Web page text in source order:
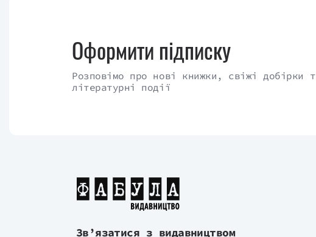
Оформити підписку
Розповімо про нові книжки, свіжі добірки
літературні події
Зв’язатися з видавництвом